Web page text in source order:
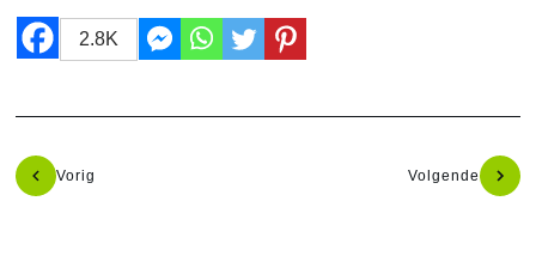
2.8K
Vorig Volgende